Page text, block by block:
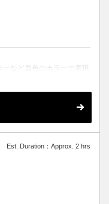
ーなど単色のカラーで表現
ューをお選びください。
ップトリートメント＋マ
ていただいておりますの
は１度のブリーチでは表
ます。
Est. Duration：Approx. 2 hrs